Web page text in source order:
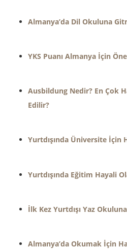
Almanya’da Dil Okuluna
YKS Puanı Almanya İçin
Ausbildung Nedir? En Çok
Edilir?
Yurtdışında Üniversite İçin
Yurtdışında Eğitim Hayali
İlk Kez Yurtdışı Yaz
Almanya’da Okumak İçin